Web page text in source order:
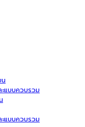
แบบควบรวม
แบบควบรวม